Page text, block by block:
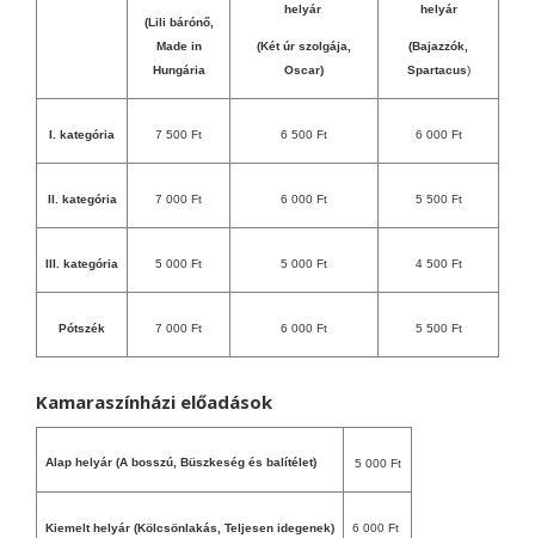
(Lili bárónő,
Made in
Hungária
helyár
(Két úr szolgája,
Oscar)
helyár
(Bajazzók,
Spartacus)
I. kategória 7 500 Ft 6 500 Ft 6 000 Ft
II. kategória 7 000 Ft 6 000 Ft 5 500 Ft
III. kategória 5 000 Ft 5 000 Ft 4 500 Ft
Pótszék 7 000 Ft 6 000 Ft 5 500 Ft
Kamaraszínházi előadások
Alap helyár (A bosszú, Büszkeség és balítélet) 5 000 Ft
Kiemelt helyár (Kölcsönlakás, Teljesen idegenek) 6 000 Ft